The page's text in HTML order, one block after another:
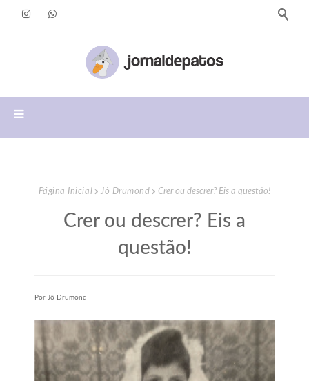
Página Inicial Jô Drumond Crer ou descrer? Eis a questão!
Crer ou descrer? Eis a
questão!
Por Jô Drumond